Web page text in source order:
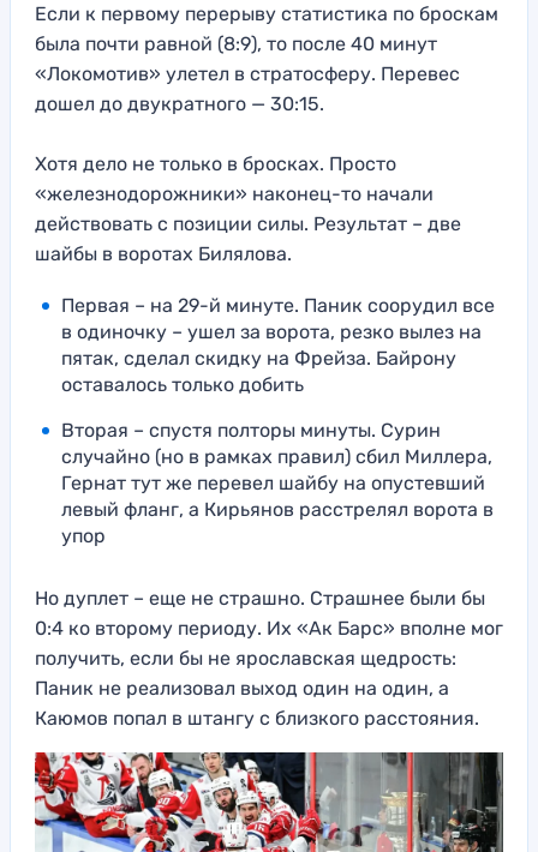
Если к первому перерыву статистика по броскам
была почти равной (8:9), то после 40 минут
«Локомотив» улетел в стратосферу. Перевес
дошел до двукратного — 30:15.
Хотя дело не только в бросках. Просто
«железнодорожники» наконец-то начали
действовать с позиции силы. Результат – две
шайбы в воротах Билялова.
Первая – на 29-й минуте. Паник соорудил все
в одиночку – ушел за ворота, резко вылез на
пятак, сделал скидку на Фрейза. Байрону
оставалось только добить
Вторая – спустя полторы минуты. Сурин
случайно (но в рамках правил) сбил Миллера,
Гернат тут же перевел шайбу на опустевший
левый фланг, а Кирьянов расстрелял ворота в
упор
Но дуплет – еще не страшно. Страшнее были бы
0:4 ко второму периоду. Их «Ак Барс» вполне мог
получить, если бы не ярославская щедрость:
Паник не реализовал выход один на один, а
Каюмов попал в штангу с близкого расстояния.